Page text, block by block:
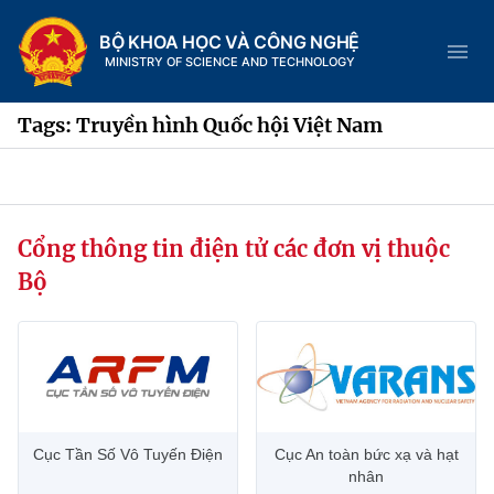
BỘ KHOA HỌC VÀ CÔNG NGHỆ
MINISTRY OF SCIENCE AND TECHNOLOGY
Trang chủ
Chức năng nhiệm vụ
Tin tức sự kiện
Hệ thống văn bản
Tags: Truyền hình Quốc hội Việt Nam
Cổng thông tin điện tử các đơn vị thuộc
Bộ
Cục Tần Số Vô Tuyến Điện
Cục An toàn bức xạ và hạt
nhân